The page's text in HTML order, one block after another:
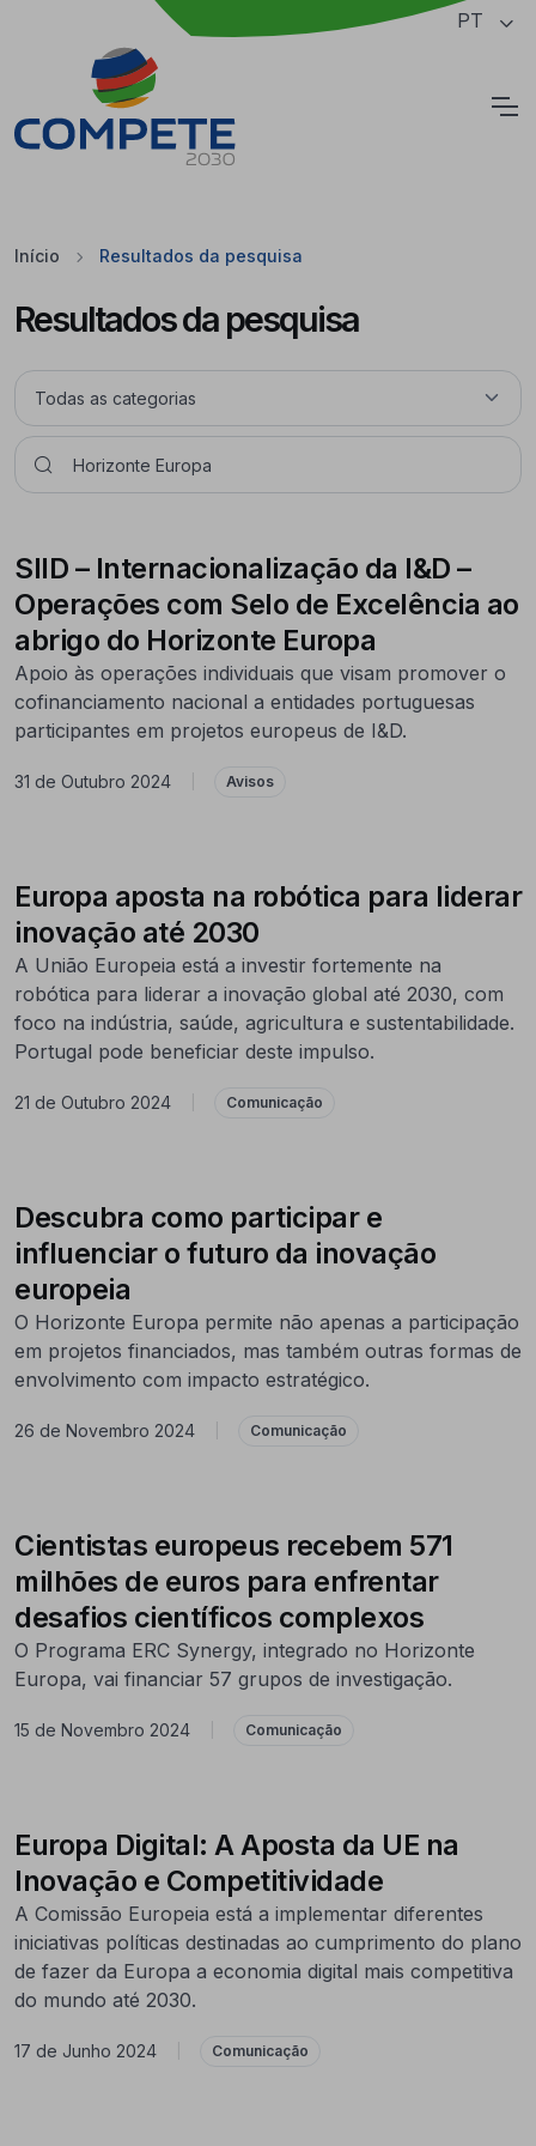
Saltar para o conteúdo principal da página PT
Início Resultados da pesquisa
Resultados da pesquisa
SIID – Internacionalização da I&D –
Operações com Selo de Excelência ao
abrigo do Horizonte Europa
Apoio às operações individuais que visam promover o
cofinanciamento nacional a entidades portuguesas
participantes em projetos europeus de I&D.
31 de Outubro 2024 Avisos
Europa aposta na robótica para liderar
inovação até 2030
A União Europeia está a investir fortemente na
robótica para liderar a inovação global até 2030, com
foco na indústria, saúde, agricultura e sustentabilidade.
Portugal pode beneficiar deste impulso.
21 de Outubro 2024 Comunicação
Descubra como participar e
influenciar o futuro da inovação
europeia
O Horizonte Europa permite não apenas a participação
em projetos financiados, mas também outras formas de
envolvimento com impacto estratégico.
26 de Novembro 2024 Comunicação
Cientistas europeus recebem 571
milhões de euros para enfrentar
desafios científicos complexos
O Programa ERC Synergy, integrado no Horizonte
Europa, vai financiar 57 grupos de investigação.
15 de Novembro 2024 Comunicação
Europa Digital: A Aposta da UE na
Inovação e Competitividade
A Comissão Europeia está a implementar diferentes
iniciativas políticas destinadas ao cumprimento do plano
de fazer da Europa a economia digital mais competitiva
do mundo até 2030.
17 de Junho 2024 Comunicação